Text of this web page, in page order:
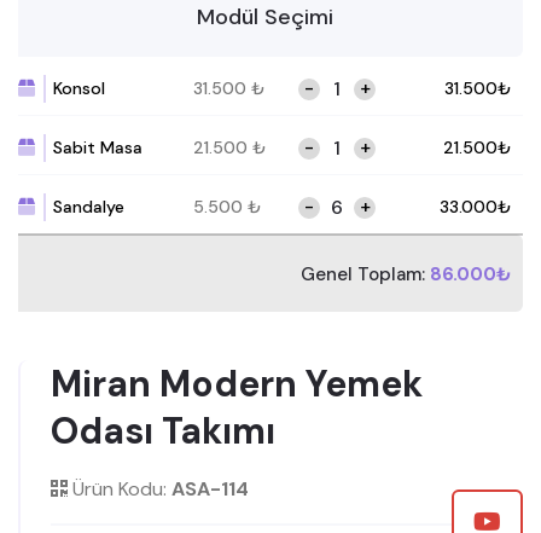
Modül Seçimi
Konsol 31.500 ₺ - + 31.500₺
Sabit Masa 21.500 ₺ - + 21.500₺
Sandalye 5.500 ₺ - + 33.000₺
Genel Toplam: 86.000₺
Miran Modern Yemek
Odası Takımı
Ürün Kodu: ASA-114